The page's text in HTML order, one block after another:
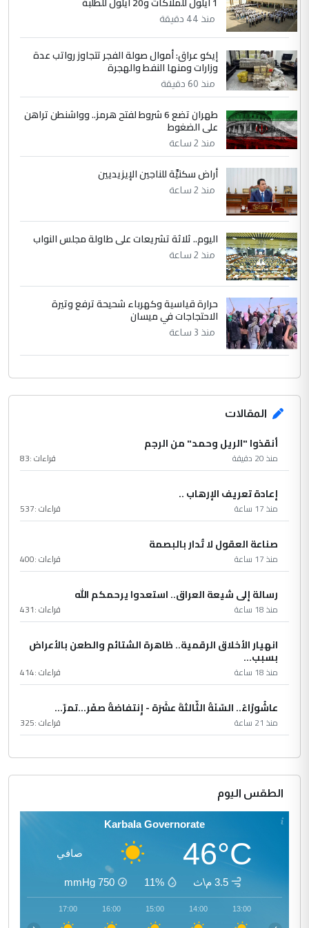
عبد الأمير جاسم هليل
التعليق : نحن اباء الطلاب الأوائل على العراق
نتشرف بلقاء السيد احمد الصافي في العتبات
الحسنية لزرع ...
الموضوع :
مكتب السيد احمد الصافي : لا يوجود
لدينا اي حساب على الفيس بوك وتويتر
منذ 44 دقيقة
إيكو عراق: أموال صولة الفجر تتجاوز رواتب عدة
وزارات ومنها النفط والهجرة
منذ 60 دقيقة
طهران تضع 6 شروط لفتح هرمز.. وواشنطن تراهن
على الضغوط
منذ 2 ساعة
أراض سكنيَّة للناجين الإيزيديين
منذ 2 ساعة
اليوم.. ثلاثة تشريعات على طاولة مجلس النواب
منذ 2 ساعة
حرارة قياسية وكهرباء شحيحة ترفع وتيرة
الاحتجاجات في ميسان
منذ 3 ساعة
المقالات
أنقذوا "الريل وحمد" من الرجم
منذ 20 دقيقة قراءات :83
إعادة تعريف الإرهاب ..
منذ 17 ساعة قراءات :537
صناعة العقول لا تُدار بالبصمة
منذ 17 ساعة قراءات :400
رسالة إلى شيعة العراق.. استعدوا يرحمكم الله
منذ 18 ساعة قراءات :431
انهيار الأخلاق الرقمية.. ظاهرة الشتائم والطعن بالأعراض
بسبب...
منذ 18 ساعة قراءات :414
عاشُورْاءُ.. السّنَةُ الثّالثةَ عشَرَة - إِنتفاضةُ صفَر…تمرّ...
منذ 21 ساعة قراءات :325
الطقس اليوم
Karbala Governorate
46°C صافي
3.5 م\ث 11%
750
mmHg
13:00
14:00
15:00
16:00
17:00